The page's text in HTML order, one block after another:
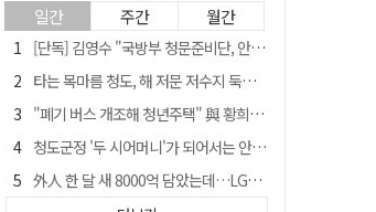
일간 주간 월간
[단독] 김영수 "국방부 청문준비단, 안규백 탈영 알고있었다"
타는 목마름 청도, 해 저문 저수지 둑에 군수가 서 있었다
"폐기 버스 개조해 청년주택" 與 황희…'딸 학비는 年 4200만원'
청도군정 '두 시어머니'가 되어서는 안된다
外人 한 달 새 8000억 담았는데…LG이노텍 목표주가는 왜 엇갈릴까